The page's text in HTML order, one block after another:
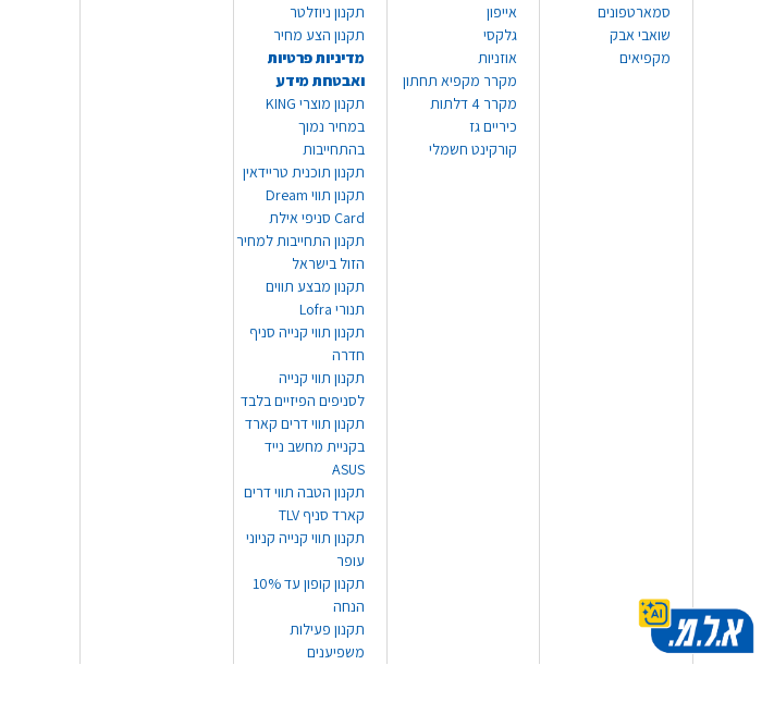
סמארטפונים
שואבי אבק
מקפיאים
אייפון
גלקסי
אוזניות
מקרר מקפיא תחתון
מקרר 4 דלתות
כיריים גז
קורקינט חשמלי
תקנון ניוזלטר
תקנון הצע מחיר
מדיניות פרטיות
ואבטחת מידע
תקנון מוצרי KING
במחיר נמוך
בהתחייבות
תקנון תוכנית טריידאין
תקנון תווי Dream
Card סניפי אילת
תקנון התחייבות למחיר
הזול בישראל
תקנון מבצע תווים
תנורי Lofra
תקנון תווי קנייה סניף
חדרה
תקנון תווי קנייה
לסניפים הפיזיים בלבד
תקנון תווי דרים קארד
בקניית מחשב נייד
ASUS
תקנון הטבה תווי דרים
קארד סניף TLV
תקנון תווי קנייה קניוני
עופר
תקנון קופון עד 10%
הנחה
תקנון פעילות
משפיענים